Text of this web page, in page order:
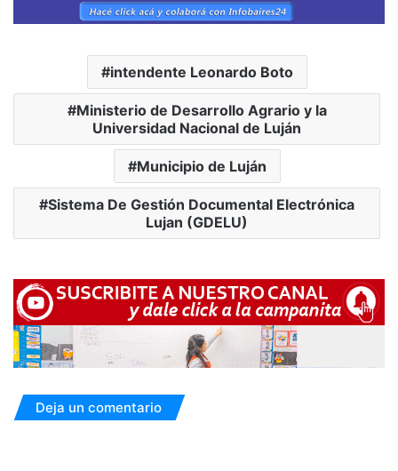
intendente Leonardo Boto
Ministerio de Desarrollo Agrario y la
Universidad Nacional de Luján
Municipio de Luján
Sistema De Gestión Documental Electrónica
Lujan (GDELU)
Deja un comentario